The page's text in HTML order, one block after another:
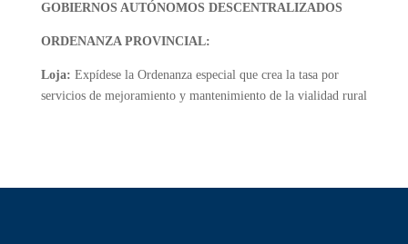
GOBIERNOS AUTÓNOMOS DESCENTRALIZADOS
ORDENANZA PROVINCIAL:
Loja: Expídese la Ordenanza especial que crea la tasa por
servicios de mejoramiento y mantenimiento de la vialidad rural